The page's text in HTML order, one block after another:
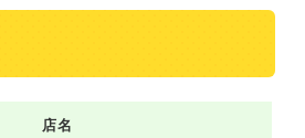
店名